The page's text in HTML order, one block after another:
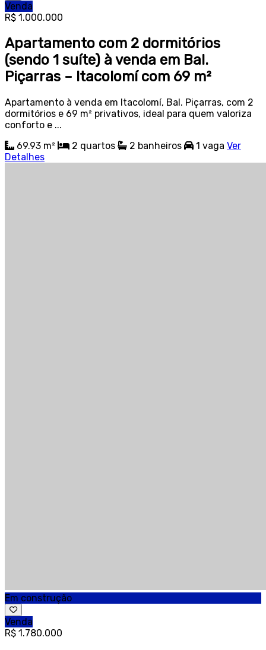
Venda
R$ 1.000.000
Apartamento com 2 dormitórios
(sendo 1 suíte) à venda em Bal.
Piçarras – Itacolomí com 69 m²
Apartamento à venda em Itacolomí, Bal. Piçarras, com 2
dormitórios e 69 m² privativos, ideal para quem valoriza
conforto e ...
69.93 m²
2 quartos 2 banheiros 1 vaga Ver
Detalhes
Em construção
Venda
R$ 1.780.000